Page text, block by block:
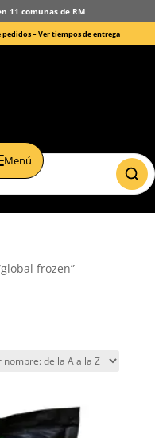
11 comunas de RM
pedidos –Ver tiempos de entrega
Menú
frozen”